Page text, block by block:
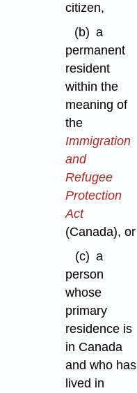
citizen,
(b) a
permanent
resident
within the
meaning of
the
Immigration
and
Refugee
Protection
Act
(Canada), or
(c) a
person
whose
primary
residence is
in Canada
and who has
lived in